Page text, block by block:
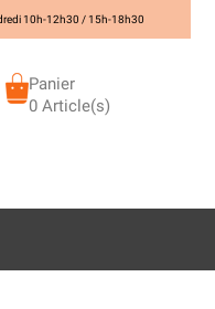
10h-12h30 / 15h-18h30
Panier
0 Article(s)